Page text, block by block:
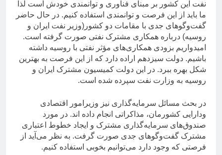
نفت این کشور بر مبنای فناوری و توانمندی خودش است لذا
ما باید از این فرصت و توانمندی استفاده کنیم. در حال حاضر
گفت‌وگوهای جدی با مقامات دو کشور(وزیر نفت ایران و
روسیه) درباره همکاری مشترک نفتی صورت گرفته است.
امیدواریم بزودی همکاری‌های مؤثر نفتی با روسیه داشته
باشیم. دولت سیزدهم اراده دارد که از این فرصت به بهترین
شکل بهره ببرد. در این دولت کمیسیون مشترک ایران و
روسیه به وزارت نفت سپرده شده است.
در بحث مسائل سرمایه‌گذاری نیز وزیرامور اقتصادی
ودارایی کشورمان، مذاکراتی انجام داده اند. در مورد
صندوق‌های سرمایه‌گذاری مشترک و ایجاد خطوط اعتباری
مشترک گفت‌وگوهای جدی صورت گرفت. به نظر می‌آید از
فرصتی که وجود دارد می‌توانیم بخوبی استفاده کنیم.